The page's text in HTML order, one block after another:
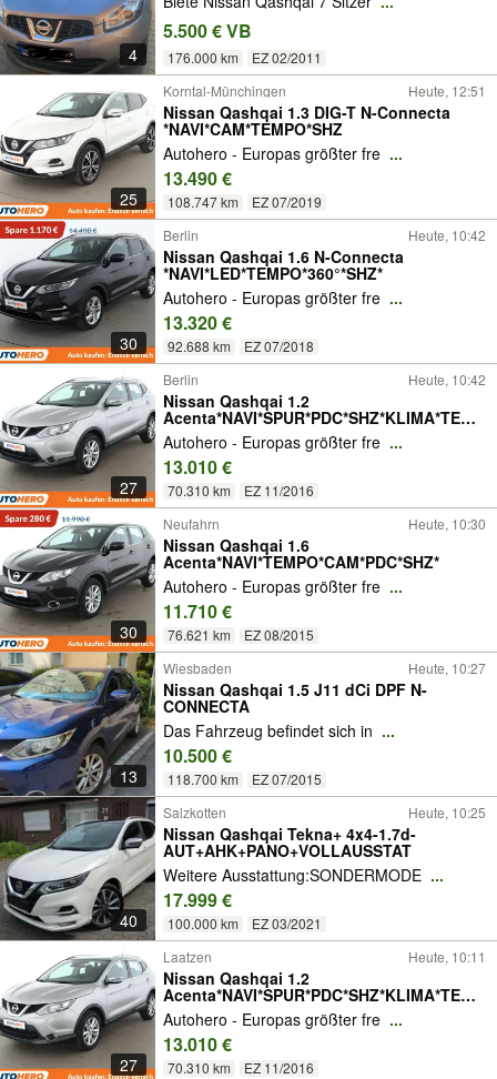
4
5.500 € VB
176.000 km EZ 02/2011
25
Korntal-Münchingen Heute, 12:51
Nissan Qashqai 1.3 DIG-T N-Connecta
*NAVI*CAM*TEMPO*SHZ
Autohero - Europas größter fre ...
13.490 €
108.747 km EZ 07/2019
30
Berlin Heute, 10:42
Nissan Qashqai 1.6 N-Connecta
*NAVI*LED*TEMPO*360°*SHZ*
Autohero - Europas größter fre ...
13.320 €
92.688 km EZ 07/2018
27
Berlin Heute, 10:42
Nissan Qashqai 1.2
Acenta*NAVI*SPUR*PDC*SHZ*KLIMA*TEMP
O
Autohero - Europas größter fre ...
13.010 €
70.310 km EZ 11/2016
30
Neufahrn Heute, 10:30
Nissan Qashqai 1.6
Acenta*NAVI*TEMPO*CAM*PDC*SHZ*
Autohero - Europas größter fre ...
11.710 €
76.621 km EZ 08/2015
13
Wiesbaden Heute, 10:27
Nissan Qashqai 1.5 J11 dCi DPF N-
CONNECTA
Das Fahrzeug befindet sich in ...
10.500 €
118.700 km EZ 07/2015
40
Salzkotten Heute, 10:25
Nissan Qashqai Tekna+ 4x4-1.7d-
AUT+AHK+PANO+VOLLAUSSTAT
Weitere Ausstattung:SONDERMODE ...
17.999 €
100.000 km EZ 03/2021
27
Laatzen Heute, 10:11
Nissan Qashqai 1.2
Acenta*NAVI*SPUR*PDC*SHZ*KLIMA*TEMP
O
Autohero - Europas größter fre ...
13.010 €
70.310 km EZ 11/2016